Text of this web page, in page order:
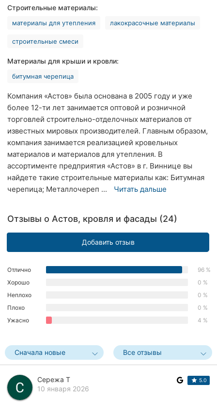
Киев
Харьков
Запорожье
Львов
Кривой
Рог
Николаев
Херсон
Полтава
Сумы
Ивано-
Луцк
Карпаты
Строительные материалы:
материалы для утепления лакокрасочные материалы
строительные смеси
Материалы для крыши и кровли:
битумная черепица
Компания «Астов» была основана в 2005 году и уже
более 12-ти лет занимается оптовой и розничной
торговлей строительно-отделочных материалов от
известных мировых производителей. Главным образом,
компания занимается реализацией кровельных
материалов и материалов для утепления. В
ассортименте предприятия «Астов» в г. Виннице вы
найдете такие строительные материалы как: Битумная
черепица; Металлочереп ...
Читать дальше
Отзывы о Астов, кровля и фасады (24)
Добавить отзыв
Отлично
96 %
Хорошо
0 %
Неплохо
0 %
Плохо
0 %
Ужасно
4 %
Сначала новые Все отзывы
Сережа Т
10 января 2026
5.0